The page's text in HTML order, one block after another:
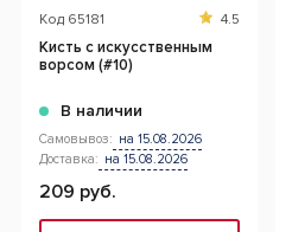
Код 65181 4.5
Кисть с искусственным
ворсом (#10)
В наличии
Самовывоз: на 15.08.2026
Доставка: на 15.08.2026
209 руб.